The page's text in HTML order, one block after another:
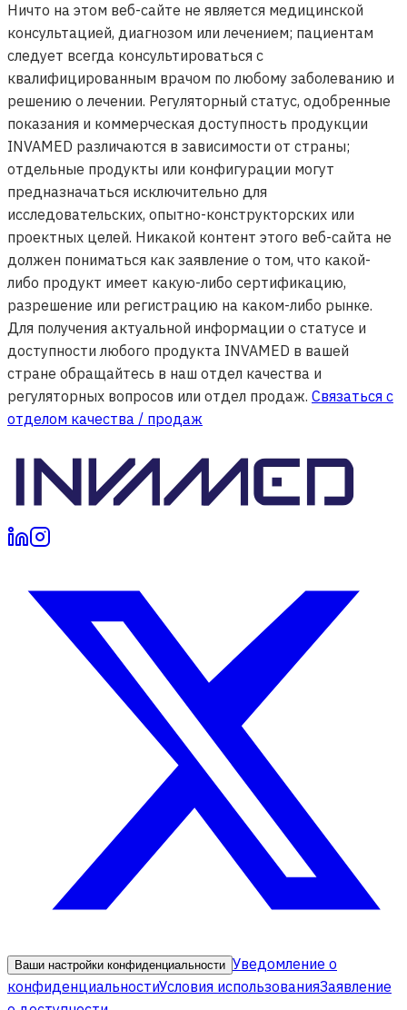
Ничто на этом веб-сайте не является медицинской
консультацией, диагнозом или лечением; пациентам
следует всегда консультироваться с
квалифицированным врачом по любому заболеванию и
решению о лечении. Регуляторный статус, одобренные
показания и коммерческая доступность продукции
INVAMED различаются в зависимости от страны;
отдельные продукты или конфигурации могут
предназначаться исключительно для
исследовательских, опытно-конструкторских или
проектных целей. Никакой контент этого веб-сайта не
должен пониматься как заявление о том, что какой-
либо продукт имеет какую-либо сертификацию,
разрешение или регистрацию на каком-либо рынке.
Для получения актуальной информации о статусе и
доступности любого продукта INVAMED в вашей
стране обращайтесь в наш отдел качества и
регуляторных вопросов или отдел продаж. Связаться с
отделом качества / продаж
Ваши настройки конфиденциальности Уведомление о
конфиденциальностиУсловия использованияЗаявление